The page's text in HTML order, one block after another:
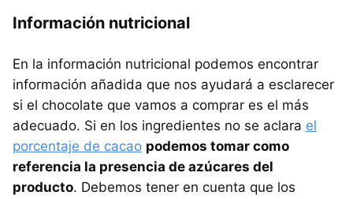
Información nutricional
En la información nutricional podemos encontrar
información añadida que nos ayudará a esclarecer
si el chocolate que vamos a comprar es el más
adecuado. Si en los ingredientes no se aclara el
porcentaje de cacao podemos tomar como
referencia la presencia de azúcares del
producto. Debemos tener en cuenta que los